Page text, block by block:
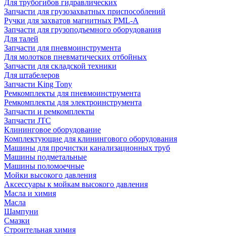
Для трубогибов гидравлических
Запчасти для грузозахватных приспособлений
Ручки для захватов магнитных PML-A
Запчасти для грузоподъемного оборудования
Для талей
Запчасти для пневмоинструмента
Для молотков пневматических отбойных
Запчасти для складской техники
Для штабелеров
Запчасти King Tony
Ремкомплекты для пневмоинструмента
Ремкомплекты для электроинструмента
Запчасти и ремкомплекты
Запчасти JTC
Клининговое оборудование
Комплектующие для клинингового оборудования
Машины для прочистки канализационных труб
Машины подметальные
Машины поломоечные
Мойки высокого давления
Аксессуары к мойкам высокого давления
Масла и химия
Масла
Шампуни
Смазки
Строительная химия